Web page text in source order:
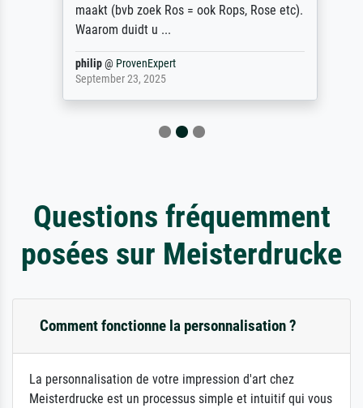
maakt (bvb zoek Ros = ook Rops, Rose etc).
Waarom duidt u ...
philip@ProvenExpert
September 23, 2025
Questions fréquemment
posées sur Meisterdrucke
Comment fonctionne la personnalisation ?
La personnalisation de votre impression d'art chez
Meisterdrucke est un processus simple et intuitif qui vous